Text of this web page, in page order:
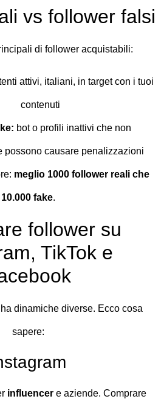
vs follower falsi
di follower acquistabili:
attivi, italiani, in target con i tuoi
contenuti
bot o profili inattivi che non
possono causare penalizzazioni
meglio 1000 follower reali che
10.000 fake.
follower su
TikTok e
dinamiche diverse. Ecco cosa
sapere:
influencere aziende. Comprare